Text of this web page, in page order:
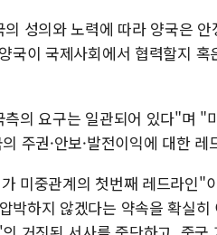
성의와 노력에 따라 양국은
국이 국제사회에서 협력할지
의 요구는 일관되어 있다"며 "
주권·안보·발전이익에 대한
미중관계의 첫번째 레드라인"
박하지 않겠다는 약속을 확실